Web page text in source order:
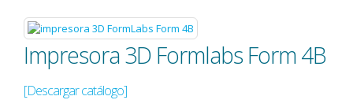
Impresora 3D Formlabs Form 4B
[Descargar catálogo]